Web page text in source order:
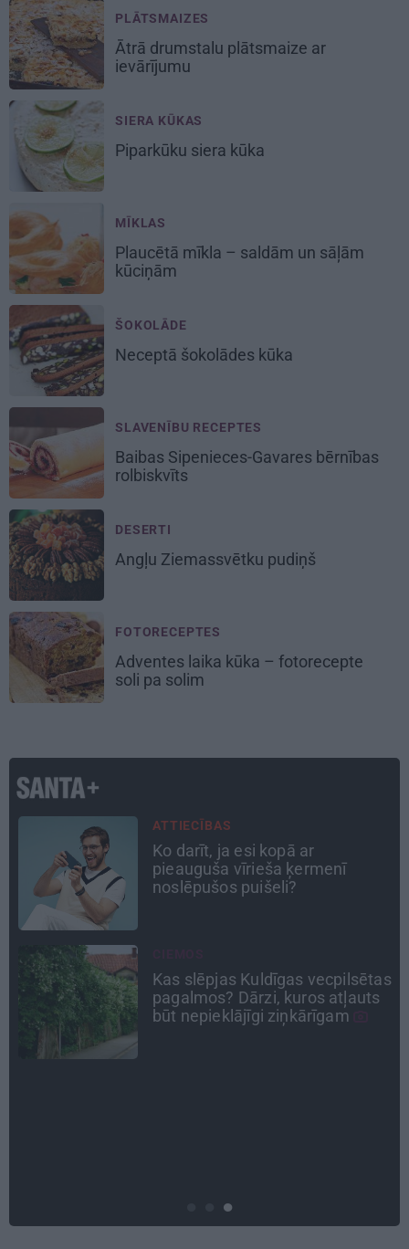
PLĀTSMAIZES
Ātrā drumstalu plātsmaize ar
ievārījumu
SIERA KŪKAS
Piparkūku siera kūka
MĪKLAS
Plaucētā mīkla – saldām un sāļām
kūciņām
ŠOKOLĀDE
Neceptā šokolādes kūka
SLAVENĪBU RECEPTES
Baibas Sipenieces-Gavares bērnības
rolbiskvīts
DESERTI
Angļu Ziemassvētku pudiņš
FOTORECEPTES
Adventes laika kūka – fotorecepte
soli pa solim
DZĪVESSTĀSTS
Stāsts, kas pārspēj kino
scenārijus: Kā Liepājas zēns
Volfs Ruvinskis kļuva par
Astrologs Andris Račs par tēva
lomu 63 gados: Vēl viena
bērniņa piedzimšanu nodefinēju